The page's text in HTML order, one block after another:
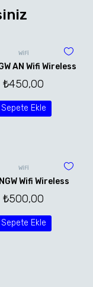
WİFİ
AN Wifi Wireless
₺450,00
Sepete Ekle
WİFİ
Wifi Wireless
₺500,00
Sepete Ekle